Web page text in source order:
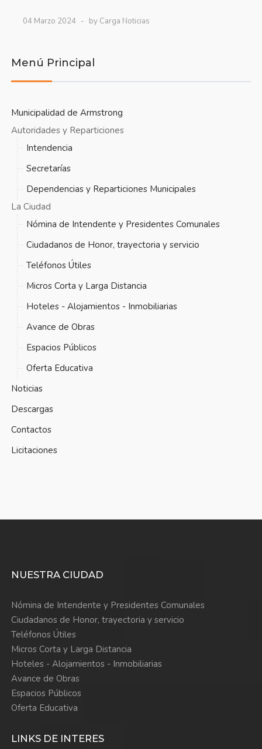
04 Marzo 2024 by Carga Noticias
Menú Principal
Municipalidad de Armstrong
Autoridades y Reparticiones
Intendencia
Secretarías
Dependencias y Reparticiones Municipales
La Ciudad
Nómina de Intendente y Presidentes Comunales
Ciudadanos de Honor, trayectoria y servicio
Teléfonos Útiles
Micros Corta y Larga Distancia
Hoteles - Alojamientos - Inmobiliarias
Avance de Obras
Espacios Públicos
Oferta Educativa
Noticias
Descargas
Contactos
Licitaciones
NUESTRA CIUDAD
Nómina de Intendente y Presidentes Comunales
Ciudadanos de Honor, trayectoria y servicio
Teléfonos Útiles
Micros Corta y Larga Distancia
Hoteles - Alojamientos - Inmobiliarias
Avance de Obras
Espacios Públicos
Oferta Educativa
LINKS DE INTERES